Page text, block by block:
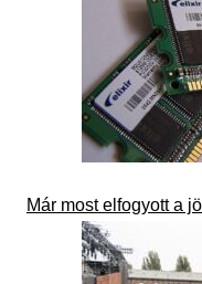
Már most elfogyott a